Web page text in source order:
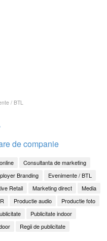
/ BTL
de companie
Consultanta de marketing
Branding
Evenimente / BTL
Retail Marketing direct
Media
Productie audio
Productie foto
Publicitate indoor
Regii de publicitate